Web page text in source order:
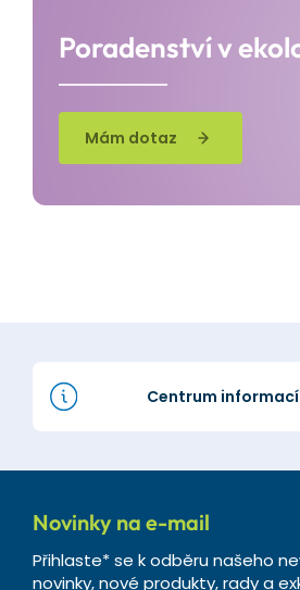
Poradenství v
Mám dotaz
Centrum informací
Novinky na e-mail
Přihlaste* se k odběru našeho
novinky, nové produkty, rady a